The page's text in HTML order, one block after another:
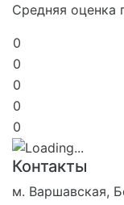
Средняя оценка
0
0
0
0
0
Контакты
м. Варшавская,